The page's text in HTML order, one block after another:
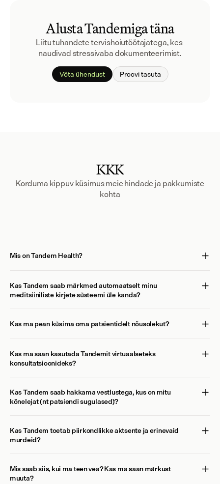
Alusta Tandemiga täna
Liitu tuhandete tervishoiutöötajatega, kes
naudivad stressivaba dokumenteerimist.
Võta ühendust Proovi tasuta
KKK
Korduma kippuv küsimus meie hindade ja pakkumiste
kohta
Mis on Tandem Health?
Kas Tandem saab märkmed automaatselt minu
meditsiiniliste kirjete süsteemi üle kanda?
Kas ma pean küsima oma patsientidelt nõusolekut?
Kas ma saan kasutada Tandemit virtuaalseteks
konsultatsioonideks?
Kas Tandem saab hakkama vestlustega, kus on mitu
kõnelejat (nt patsiendi sugulased)?
Kas Tandem toetab piirkondlikke aktsente ja erinevaid
murdeid?
Mis saab siis, kui ma teen vea? Kas ma saan märkust
muuta?